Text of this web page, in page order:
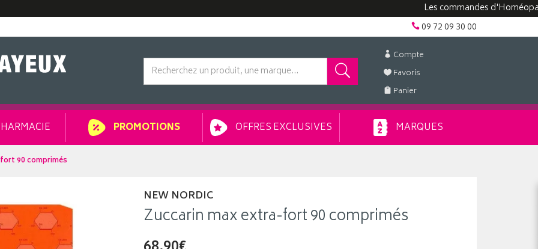
Les commandes d'Homéopathie
09 72 09 30 00
Compte
Favoris
Panier
PROMOTIONS OFFRES EXCLUSIVES MARQUES
90 comprimés
NEW NORDIC
Zuccarin max extra-fort 90 comprimés